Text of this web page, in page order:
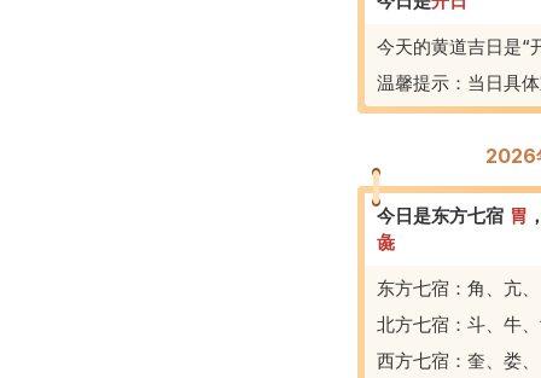
今天的黄道吉日是“
温馨提示：当日具
2026
今日是东方七宿 胃
彘
东方七宿：角、亢
北方七宿：斗、牛
西方七宿：奎、娄